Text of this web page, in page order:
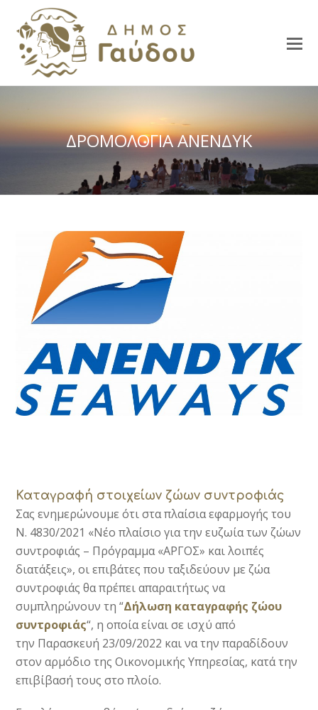
ΔΡΟΜΟΛΟΓΙΑ ΑΝΕΝΔΥΚ
Καταγραφή στοιχείων ζώων συντροφιάς
Σας ενημερώνουμε ότι στα πλαίσια εφαρμογής του
Ν. 4830/2021 «Νέο πλαίσιο για την ευζωία των ζώων
συντροφιάς – Πρόγραμμα «ΑΡΓΟΣ» και λοιπές
διατάξεις», οι επιβάτες που ταξιδεύουν με ζώα
συντροφιάς θα πρέπει απαραιτήτως να
συμπληρώνουν τη “Δήλωση καταγραφής ζώου
συντροφιάς“, η οποία είναι σε ισχύ από
την Παρασκευή 23/09/2022 και να την παραδίδουν
στον αρμόδιο της Οικονομικής Υπηρεσίας, κατά την
επιβίβασή τους στο πλοίο.